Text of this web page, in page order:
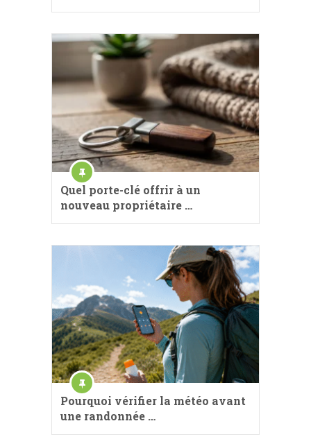
Quel porte-clé offrir à un
nouveau propriétaire …
Pourquoi vérifier la météo avant
une randonnée …